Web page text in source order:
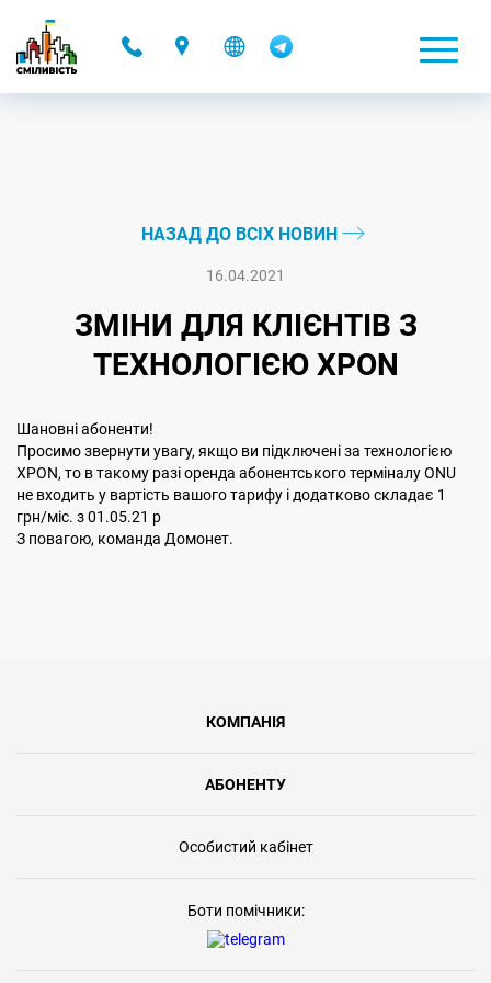
НАЗАД ДО ВСІХ НОВИН
16.04.2021
ЗМIНИ ДЛЯ КЛIЄНТIВ З
ТЕХНОЛОГIЄЮ XPON
Шановнi абоненти!
Просимо звернути увагу, якщо ви пiдключенi за технологiєю
ХPON, то в такому разі оренда абонентського терміналу ONU
не входить у вартiсть вашого тарифу і додатково складає 1
грн/мiс. з 01.05.21 р
З повагою, команда Домонет.
КОМПАНІЯ
АБОНЕНТУ
Особистий кабінет
Боти помічники: